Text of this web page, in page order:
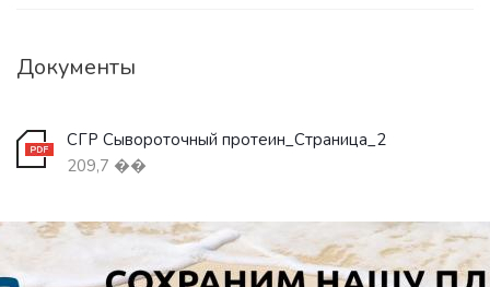
Документы
СГР Сывороточный протеин_Страница_2
209,7 ��